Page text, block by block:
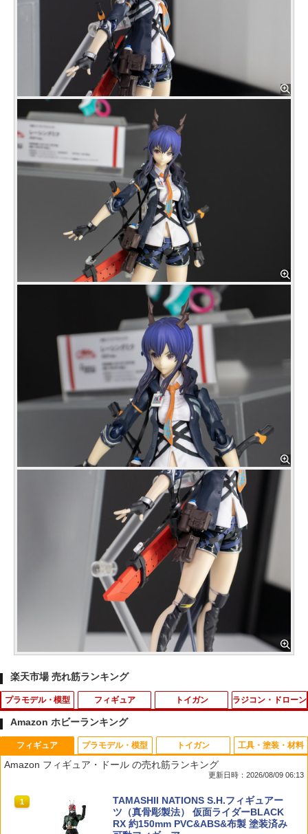
楽天市場 売れ筋ランキング
プラモデル・模型
1
手作り工作キット ガトリングガン ゴム
鉄砲 16連射 ゴムの銃 かなづちで組み立
て 岡山県産 夏休み工作 木工 無垢の木 杉
研究 釘もセット 親子で作る 自然の木
￥2,800
フィギュア
1
【2027年1月発売 予約商品】S.H.フィギ
ュアーツ 草薙素子 「攻殻機動隊」
トイガン
1
MGC/KSC モデルガン用キャップ火薬 M.
G.CAP 7mm イエロー 100発入り 発火キ
ャップ 発火火薬 モデルガン発火用火薬
ル 発火キャップ弾 モデルガン用火薬
￥620
ラジコン・ドローン
1
XT90 コネクタ オス メス 2ペアセット ラ
ジコン ドローン バッテリー ESC 用 最大
90Aまで バレットコネクタ
￥774
Amazon ホビーランキング
フィギュア
Amazon フィギュア・ドール の売れ筋ランキング
更新日時：2026/08/09 06:13
1
TAMASHII NATIONS S.H.フィギュアー
ツ（真骨彫製法） 仮面ライダーBLACK
RX 約150mm PVC&ABS&布製 塗装済み
プラモデル・模型 トイガン 工具・塗装・材料